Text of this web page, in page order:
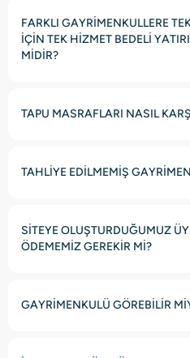
FARKLI GAYRİMENKULLERE
İÇİN TEK HİZMET BEDELİ
MİDİR?
TAPU MASRAFLARI NASIL
TAHLİYE EDİLMEMİŞ
SİTEYE OLUŞTURDUĞUMUZ
ÖDEMEMİZ GEREKİR Mİ?
GAYRİMENKULÜ GÖREBİLİR